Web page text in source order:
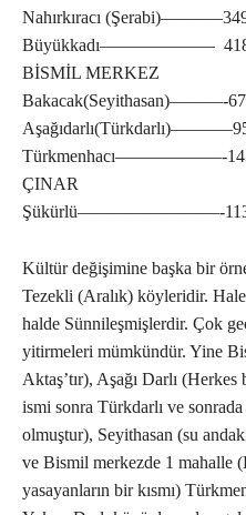
Nahırkıracı
Büyükkadı——————–
BİSMİL MERKEZ
Bakacak(Seyithasan)———-
Türkmenhacı——————-
ÇINAR
Şükürlü————————-
Kültür değişimine başka bir
Tezekli (Aralık) köyleridir.
halde Sünnileşmişlerdir. Çok
yitirmeleri mümkündür. Yine
Aktaş’tır), Aşağı Darlı
ismi sonra Türkdarlı ve
olmuştur), Seyithasan (su
ve Bismil merkezde 1 mahalle
yasayanların bir kısmı)